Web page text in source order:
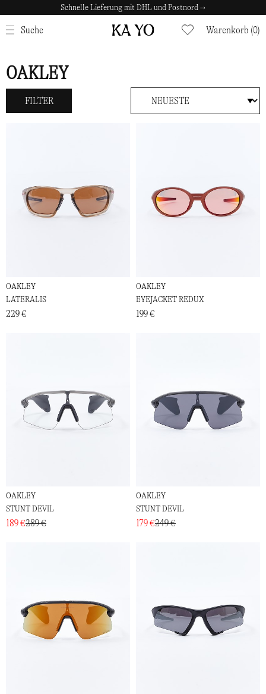
Schnelle Lieferung mit DHL und Postnord →
Sichere Zahlungen mit Klarna →
Suche Warenkorb (0)
SCHLIESSEN
OAKLEY
FILTER
OAKLEY
LATERALIS
229 €
OAKLEY
EYEJACKET REDUX
199 €
OAKLEY
STUNT DEVIL
189 €289 €
OAKLEY
STUNT DEVIL
179 €249 €